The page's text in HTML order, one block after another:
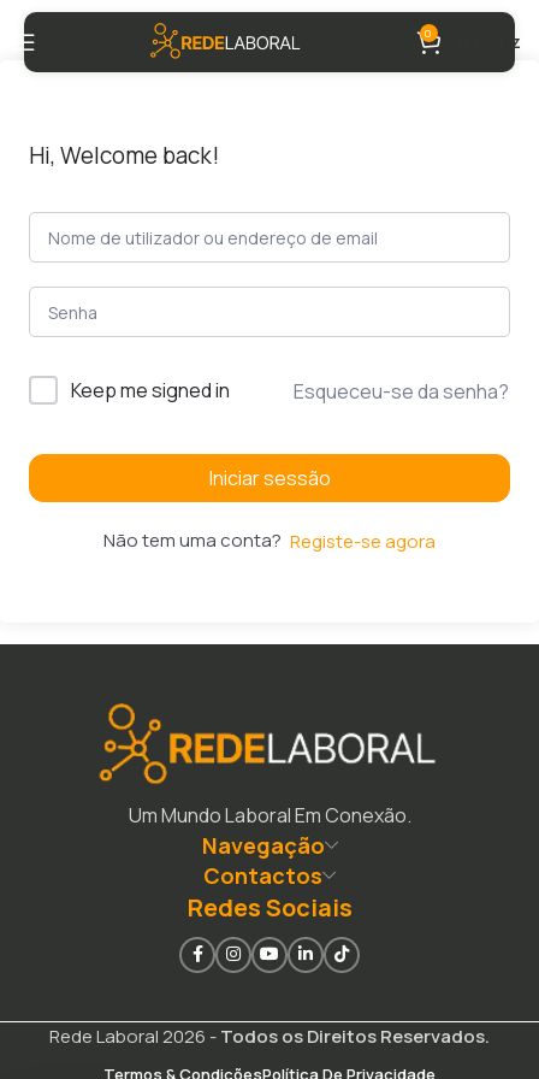
0 Kz
Hi, Welcome back!
Keep me signed in Esqueceu-se da senha?
Iniciar sessão
Não tem uma conta? Registe-se agora
Um Mundo Laboral Em Conexão.
Navegação
Contactos
Redes Sociais
Rede Laboral 2026 -Todos os Direitos Reservados.
Termos & CondiçõesPolítica De Privacidade